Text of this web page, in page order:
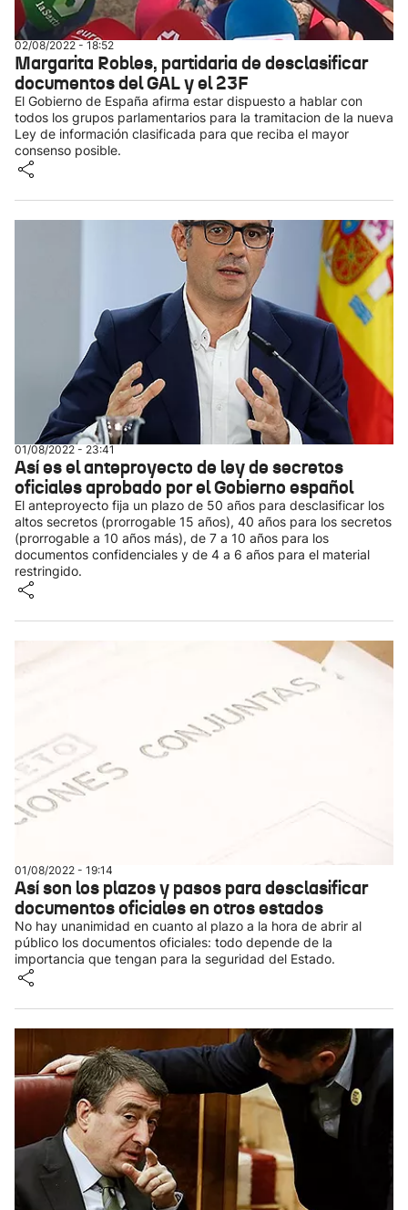
02/08/2022 - 18:52
Margarita Robles, partidaria de desclasificar
documentos del GAL y el 23F
El Gobierno de España afirma estar dispuesto a hablar con
todos los grupos parlamentarios para la tramitacion de la nueva
Ley de información clasificada para que reciba el mayor
consenso posible.
01/08/2022 - 23:41
Así es el anteproyecto de ley de secretos
oficiales aprobado por el Gobierno español
El anteproyecto fija un plazo de 50 años para desclasificar los
altos secretos (prorrogable 15 años), 40 años para los secretos
(prorrogable a 10 años más), de 7 a 10 años para los
documentos confidenciales y de 4 a 6 años para el material
restringido.
01/08/2022 - 19:14
Así son los plazos y pasos para desclasificar
documentos oficiales en otros estados
No hay unanimidad en cuanto al plazo a la hora de abrir al
público los documentos oficiales: todo depende de la
importancia que tengan para la seguridad del Estado.